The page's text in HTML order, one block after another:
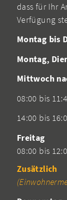
dass für Ihr
Verfügung
Montag bis
Montag,
Mittwoch
08:00 bis
14:00 bis
Freitag
08:00 bis
Zusätzlich